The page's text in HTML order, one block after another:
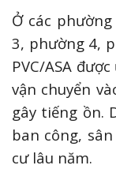
Ở các
3, phường 4,
PVC/ASA
vận chuyển
gây tiếng ồn.
ban công,
cư lâu năm.